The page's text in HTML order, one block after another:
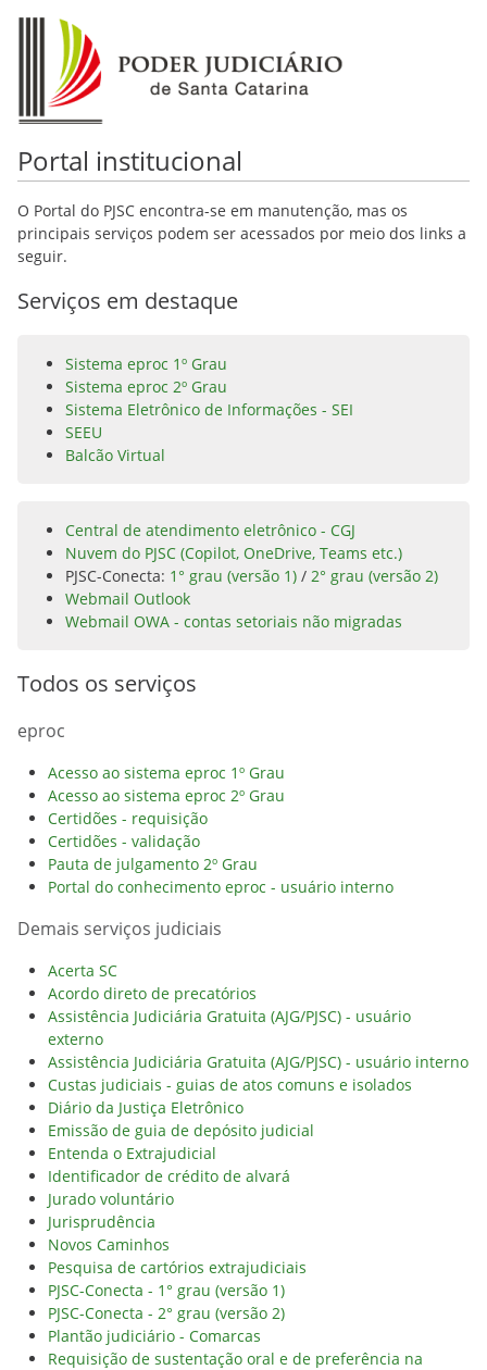
Portal institucional
O Portal do PJSC encontra-se em manutenção, mas os
principais serviços podem ser acessados por meio dos links a
seguir.
Serviços em destaque
Sistema eproc 1º Grau
Sistema eproc 2º Grau
Sistema Eletrônico de Informações - SEI
SEEU
Balcão Virtual
Central de atendimento eletrônico - CGJ
Nuvem do PJSC (Copilot, OneDrive, Teams etc.)
PJSC-Conecta: 1° grau (versão 1) / 2° grau (versão 2)
Webmail Outlook
Webmail OWA - contas setoriais não migradas
Todos os serviços
eproc
Acesso ao sistema eproc 1º Grau
Acesso ao sistema eproc 2º Grau
Certidões - requisição
Certidões - validação
Pauta de julgamento 2º Grau
Portal do conhecimento eproc - usuário interno
Demais serviços judiciais
Acerta SC
Acordo direto de precatórios
Assistência Judiciária Gratuita (AJG/PJSC) - usuário
externo
Assistência Judiciária Gratuita (AJG/PJSC) - usuário interno
Custas judiciais - guias de atos comuns e isolados
Diário da Justiça Eletrônico
Emissão de guia de depósito judicial
Entenda o Extrajudicial
Identificador de crédito de alvará
Jurado voluntário
Jurisprudência
Novos Caminhos
Pesquisa de cartórios extrajudiciais
PJSC-Conecta - 1° grau (versão 1)
PJSC-Conecta - 2° grau (versão 2)
Plantão judiciário - Comarcas
Requisição de sustentação oral e de preferência na